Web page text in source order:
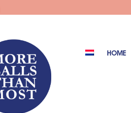
HOME